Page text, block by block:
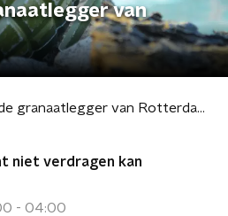
van
Wie is 'de granaatlegger van Rotterdam'?
niet verdragen kan
- 04:00